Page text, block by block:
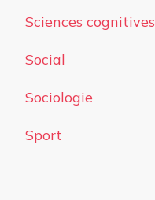
Sciences cognitives
Social
Sociologie
Sport